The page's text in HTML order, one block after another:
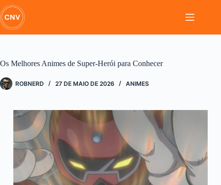
Pular
para
o
conteúdo
Os Melhores Animes de Super-Herói para Conhecer
ROBNERD 27 DE MAIO DE 2026 ANIMES